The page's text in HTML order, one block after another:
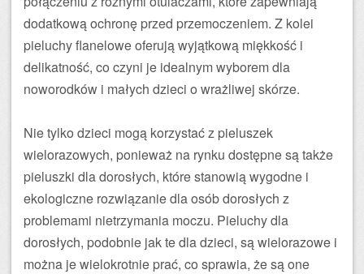
dodatkową ochronę przed przemoczeniem. Z kolei
pieluchy flanelowe oferują wyjątkową miękkość i
delikatność, co czyni je idealnym wyborem dla
noworodków i małych dzieci o wrażliwej skórze.
Nie tylko dzieci mogą korzystać z pieluszek
wielorazowych, ponieważ na rynku dostępne są także
pieluszki dla dorosłych, które stanowią wygodne i
ekologiczne rozwiązanie dla osób dorosłych z
problemami nietrzymania moczu. Pieluchy dla
dorosłych, podobnie jak te dla dzieci, są wielorazowe i
można je wielokrotnie prać, co sprawia, że są one